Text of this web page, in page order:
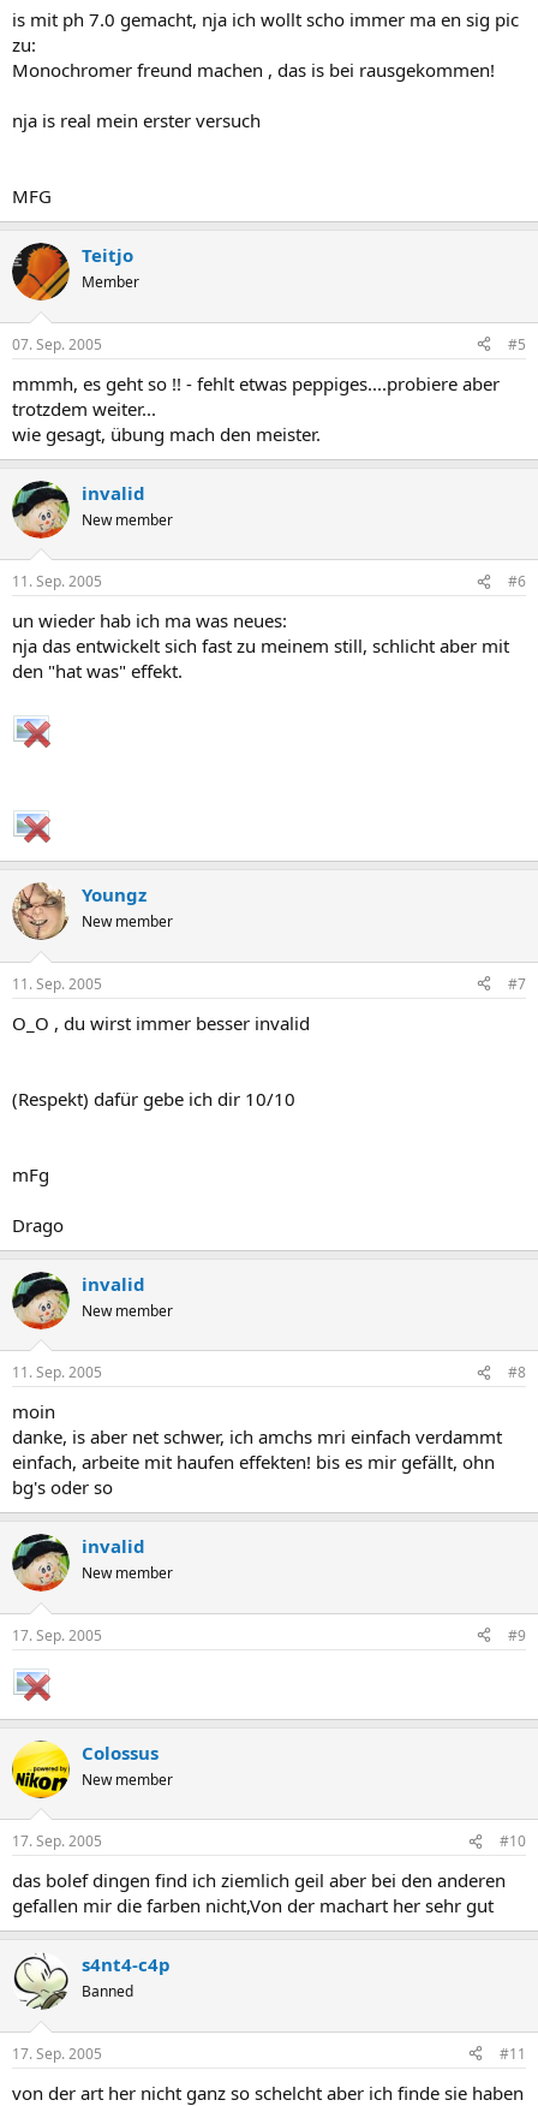
is mit ph 7.0 gemacht, nja ich wollt scho immer ma en sig pic
zu:
Monochromer freund machen , das is bei rausgekommen!
nja is real mein erster versuch
MFG
Teitjo
Member
07. Sep. 2005 #5
mmmh, es geht so !! - fehlt etwas peppiges....probiere aber
trotzdem weiter...
wie gesagt, übung mach den meister.
invalid
New member
11. Sep. 2005 #6
un wieder hab ich ma was neues:
nja das entwickelt sich fast zu meinem still, schlicht aber mit
den "hat was" effekt.
Youngz
New member
11. Sep. 2005 #7
O_O , du wirst immer besser invalid
(Respekt) dafür gebe ich dir 10/10
mFg
Drago
invalid
New member
11. Sep. 2005 #8
moin
danke, is aber net schwer, ich amchs mri einfach verdammt
einfach, arbeite mit haufen effekten! bis es mir gefällt, ohn
bg's oder so
invalid
New member
17. Sep. 2005 #9
Colossus
New member
17. Sep. 2005 #10
das bolef dingen find ich ziemlich geil aber bei den anderen
gefallen mir die farben nicht,Von der machart her sehr gut
s4nt4-c4p
Banned
17. Sep. 2005 #11
von der art her nicht ganz so schelcht aber ich finde sie haben